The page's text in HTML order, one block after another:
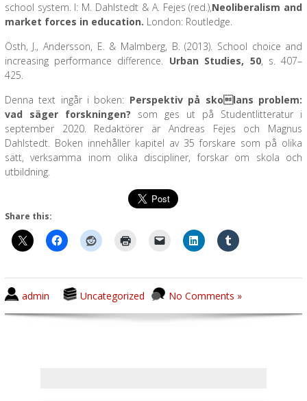
school system. I: M. Dahlstedt & A. Fejes (red.),Neoliberalism and
market forces in education. London: Routledge.
Östh, J., Andersson, E. & Malmberg, B. (2013). School choice and
increasing performance difference. Urban Studies, 50, s. 407–
425.
Denna text ingår i boken: Perspektiv på skolans problem:
vad säger forskningen? som ges ut på Studentlitteratur i
september 2020. Redaktörer är Andreas Fejes och Magnus
Dahlstedt. Boken innehåller kapitel av 35 forskare som på olika
sätt, verksamma inom olika discipliner, forskar om skola och
utbildning.
Share this:
admin Uncategorized No Comments »